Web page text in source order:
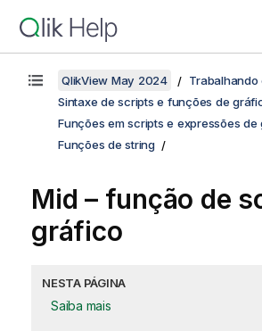
QlikView May 2024
Trabalhando
Sintaxe de scripts e funções de
Funções em scripts e expressões de
Funções de string
Mid – função de
gráfico
NESTA PÁGINA
Saiba mais